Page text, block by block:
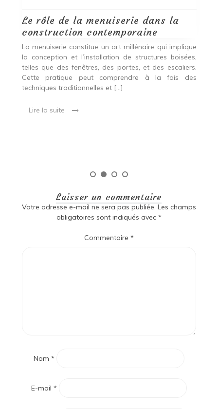
Le rôle de la menuiserie dans la
construction contemporaine
La menuiserie constitue un art millénaire qui implique
la conception et l’installation de structures boisées,
telles que des fenêtres, des portes, et des escaliers.
Cette pratique peut comprendre à la fois des
techniques traditionnelles et […]
Lire la suite
Laisser un commentaire
Votre adresse e-mail ne sera pas publiée. Les champs
obligatoires sont indiqués avec *
Commentaire *
Nom *
E-mail *